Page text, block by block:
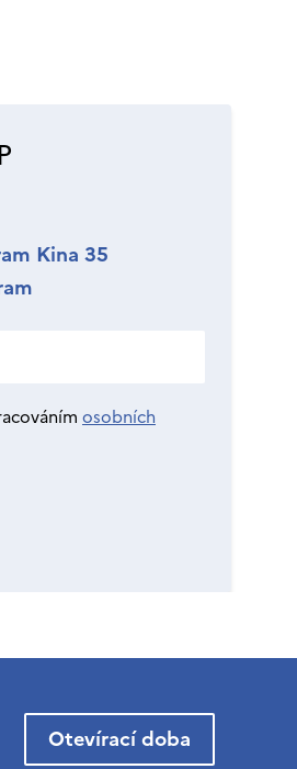
Kina 35
osobních
Otevírací doba